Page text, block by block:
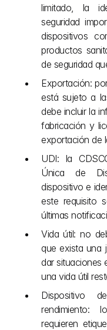
limitado, la
seguridad
dispositivos
productos
de seguridad
Exportación:
está sujeto a
debe incluir la
fabricación y
exportación de
UDI: la
Única de
dispositivo e
este requisito
últimas
Vida útil: no
que exista una
dar situaciones
una vida útil
Dispositivo
rendimiento:
requieren